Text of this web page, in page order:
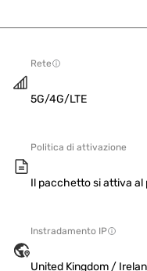
Rete
5G/4G/LTE
Politica di attivazione
Il pacchetto si attiva al
Instradamento IP
United Kingdom /